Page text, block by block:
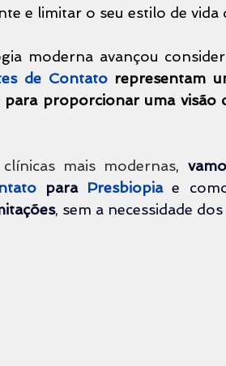
e limitar o seu estilo de vida
moderna avançou
de Contato representam
proporcionar uma visão
mais modernas,
para Presbiopia
, sem a necessidade